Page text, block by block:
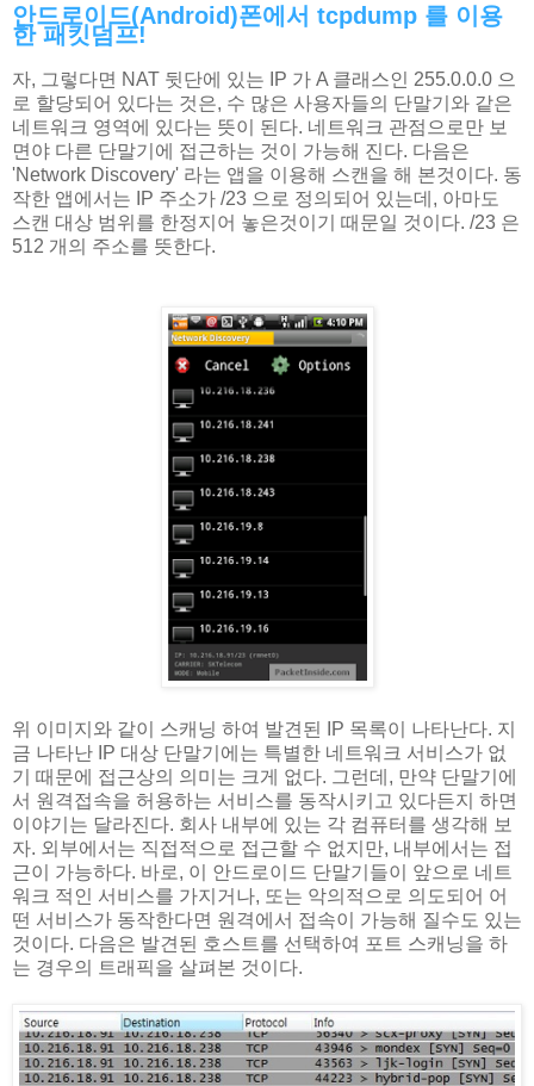
안드로이드(Android)폰에서 tcpdump 를 이용
한 패킷덤프!
자, 그렇다면 NAT 뒷단에 있는 IP 가 A 클래스인 255.0.0.0 으
로 할당되어 있다는 것은, 수 많은 사용자들의 단말기와 같은
네트워크 영역에 있다는 뜻이 된다. 네트워크 관점으로만 보
면야 다른 단말기에 접근하는 것이 가능해 진다. 다음은
'Network Discovery' 라는 앱을 이용해 스캔을 해 본것이다. 동
작한 앱에서는 IP 주소가 /23 으로 정의되어 있는데, 아마도
스캔 대상 범위를 한정지어 놓은것이기 때문일 것이다. /23 은
512 개의 주소를 뜻한다.
위 이미지와 같이 스캐닝 하여 발견된 IP 목록이 나타난다. 지
금 나타난 IP 대상 단말기에는 특별한 네트워크 서비스가 없
기 때문에 접근상의 의미는 크게 없다. 그런데, 만약 단말기에
서 원격접속을 허용하는 서비스를 동작시키고 있다든지 하면
이야기는 달라진다. 회사 내부에 있는 각 컴퓨터를 생각해 보
자. 외부에서는 직접적으로 접근할 수 없지만, 내부에서는 접
근이 가능하다. 바로, 이 안드로이드 단말기들이 앞으로 네트
워크 적인 서비스를 가지거나, 또는 악의적으로 의도되어 어
떤 서비스가 동작한다면 원격에서 접속이 가능해 질수도 있는
것이다. 다음은 발견된 호스트를 선택하여 포트 스캐닝을 하
는 경우의 트래픽을 살펴본 것이다.